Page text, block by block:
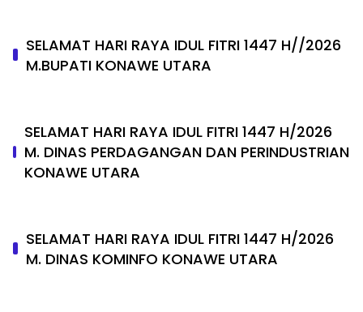
SELAMAT HARI RAYA IDUL FITRI 1447 H//2026
M.BUPATI KONAWE UTARA
SELAMAT HARI RAYA IDUL FITRI 1447 H/2026
M. DINAS PERDAGANGAN DAN PERINDUSTRIAN
KONAWE UTARA
SELAMAT HARI RAYA IDUL FITRI 1447 H/2026
M. DINAS KOMINFO KONAWE UTARA